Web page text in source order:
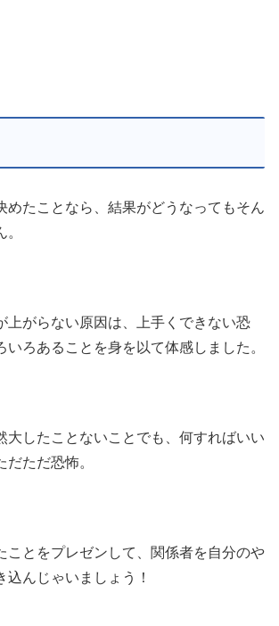
めたことなら、結果がどうなってもそん
上がらない原因は、上手くできない恐
いろあることを身を以て体感しました。
大したことないことでも、何すればいい
ただ恐怖。
ことをプレゼンして、関係者を自分のや
込んじゃいましょう！